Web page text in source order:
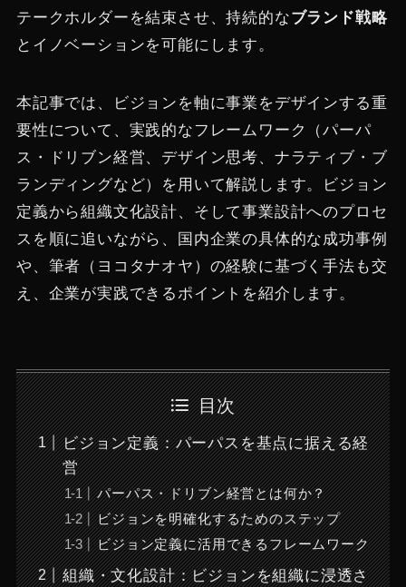
テークホルダーを結束させ、持続的なブランド戦略
とイノベーションを可能にします​。
本記事では、ビジョンを軸に事業をデザインする重
要性について、実践的なフレームワーク（パーパ
ス・ドリブン経営、デザイン思考、ナラティブ・ブ
ランディングなど）を用いて解説します。ビジョン
定義から組織文化設計、そして事業設計へのプロセ
スを順に追いながら、国内企業の具体的な成功事例
や、筆者（ヨコタナオヤ）の経験に基づく手法も交
え、企業が実践できるポイントを紹介します。
目次
ビジョン定義：パーパスを基点に据える経
営
パーパス・ドリブン経営とは何か？
ビジョンを明確化するためのステップ
ビジョン定義に活用できるフレームワーク
組織・文化設計：ビジョンを組織に浸透さ